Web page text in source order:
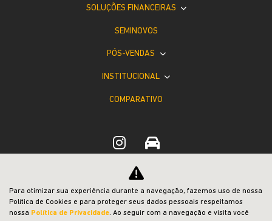
SOLUÇÕES FINANCEIRAS
SEMINOVOS
PÓS-VENDAS
INSTITUCIONAL
COMPARATIVO
Desacelere. Seu bem maior é a vida.
Para otimizar sua experiência durante a navegação, fazemos uso de nossa
Política de Cookies e para proteger seus dados pessoais respeitamos
nossa Política de Privacidade. Ao seguir com a navegação e visita você